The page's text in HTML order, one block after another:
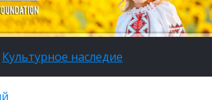
Культурное наследие